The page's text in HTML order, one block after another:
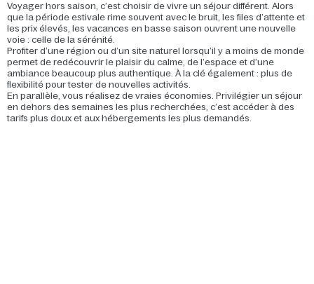
Voyager hors saison, c’est choisir de vivre un séjour différent. Alors
que la période estivale rime souvent avec le bruit, les files d’attente et
les prix élevés, les vacances en basse saison ouvrent une nouvelle
voie : celle de la sérénité.
Profiter d’une région ou d’un site naturel lorsqu’il y a moins de monde
permet de redécouvrir le plaisir du calme, de l’espace et d’une
ambiance beaucoup plus authentique. À la clé également : plus de
flexibilité pour tester de nouvelles activités.
En parallèle, vous réalisez de vraies économies. Privilégier un séjour
en dehors des semaines les plus recherchées, c’est accéder à des
tarifs plus doux et aux hébergements les plus demandés.